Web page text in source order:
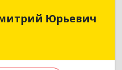
Юрьевич
Респ, Нефтекамск г,
Подробнее